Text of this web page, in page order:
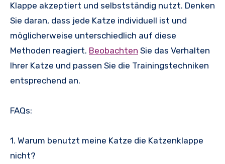
Klappe akzeptiert und selbstständig nutzt. Denken
Sie daran, dass jede Katze individuell ist und
möglicherweise unterschiedlich auf diese
Methoden reagiert. Beobachten Sie das Verhalten
Ihrer Katze und passen Sie die Trainingstechniken
entsprechend an.
FAQs:
1. Warum benutzt meine Katze die Katzenklappe
nicht?